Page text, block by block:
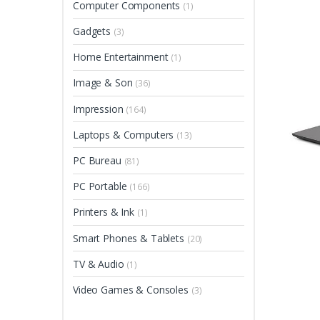
Computer Components (1)
Gadgets (3)
Home Entertainment (1)
Image & Son (36)
Impression (164)
Laptops & Computers (13)
PC Bureau (81)
PC Portable (166)
Printers & Ink (1)
Smart Phones & Tablets (20)
TV & Audio (1)
Video Games & Consoles (3)